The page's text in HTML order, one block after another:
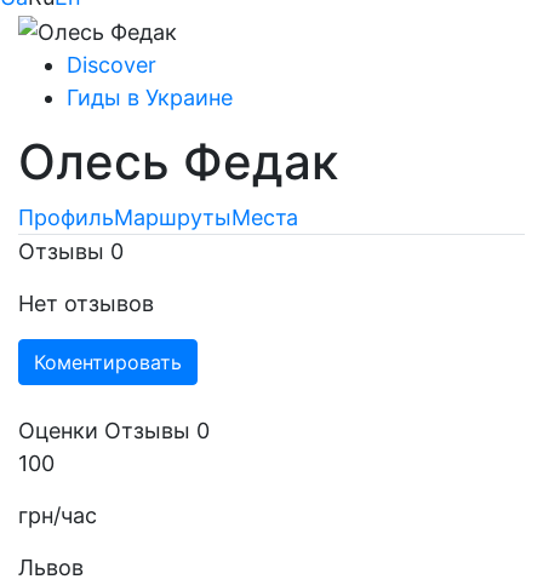
Discover
Гиды в Украине
Олесь Федак
ПрофильМаршрутыМеста
Отзывы 0
Нет отзывов
Коментировать
Оценки Отзывы 0
100
грн/час
Львов